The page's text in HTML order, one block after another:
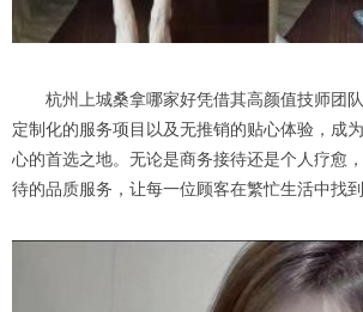
杭州上城桑拿哪家好凭借其高颜值技师团队
定制化的服务项目以及无推销的贴心体验，成
心的首选之地。无论是商务接待还是个人疗愈
待的品质服务，让每一位顾客在繁忙生活中找